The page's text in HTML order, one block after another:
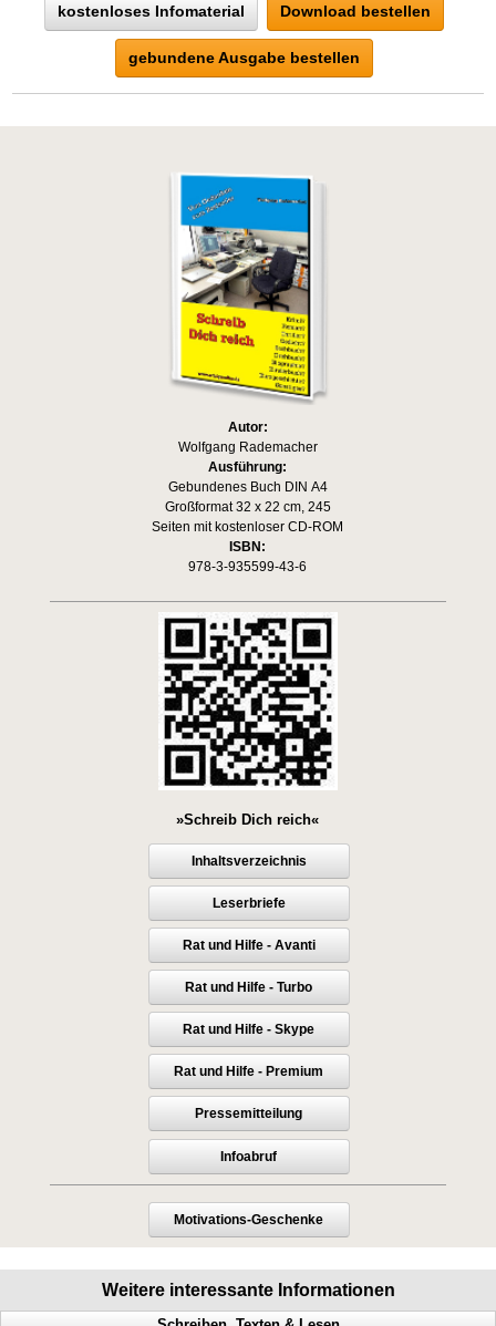
kostenloses Infomaterial Download bestellen
gebundene Ausgabe bestellen
Autor:
Wolfgang Rademacher
Ausführung:
Gebundenes Buch DIN A4
Großformat 32 x 22 cm, 245
Seiten mit kostenloser CD-ROM
ISBN:
978-3-935599-43-6
»Schreib Dich reich«
Inhaltsverzeichnis
Leserbriefe
Rat und Hilfe - Avanti
Rat und Hilfe - Turbo
Rat und Hilfe - Skype
Rat und Hilfe - Premium
Pressemitteilung
Infoabruf
Motivations-Geschenke
Weitere interessante Informationen